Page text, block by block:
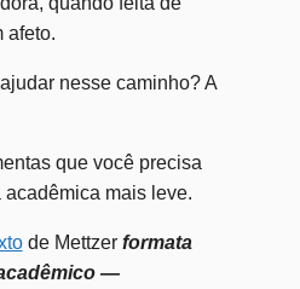
afeto.
nesse caminho? A
que você precisa
mais leve.
de Mettzer formata
—